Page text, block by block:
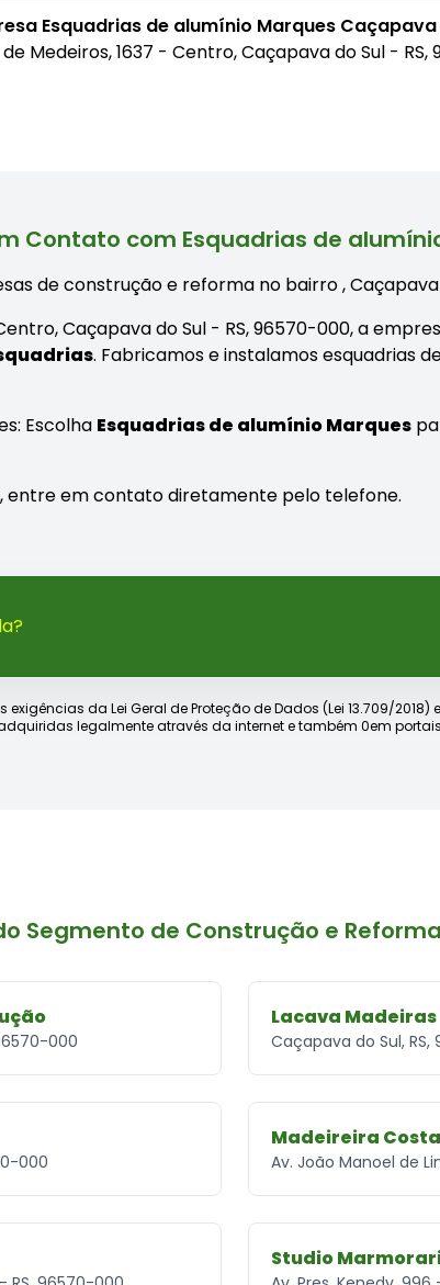
Esquadrias de alumínio Marques Caçapava
de Medeiros, 1637 - Centro, Caçapava do Sul -
Contato com Esquadrias de
de construção e reforma no bairro, Caçapava
Caçapava do Sul - RS, 96570-000, a
. Fabricamos e instalamos esquadrias
Escolha Esquadrias de alumínio Marques
entre em contato diretamente pelo telefone.
da Lei Geral de Proteção de Dados (Lei 13.709/2018)
legalmente através da internet e também 0em portais
Segmento de Construção e
000
Lacava Madeiras
Caçapava do Sul,
000
Madeireira Costa
Av. João Manoel de
Studio